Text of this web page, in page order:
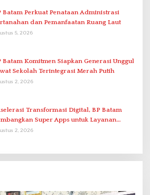
Batam Perkuat Penataan Administrasi
dan Pemanfaatan Ruang Laut
5, 2026
Batam Komitmen Siapkan Generasi Unggul
Sekolah Terintegrasi Merah Putih
2, 2026
Transformasi Digital, BP Batam
Super Apps untuk Layanan
2, 2026